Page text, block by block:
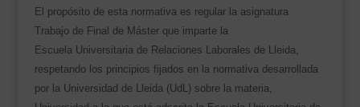
El propósito de esta normativa es regular la asignatura
Trabajo de Final de Máster que imparte la
Escuela Universitaria de Relaciones Laborales de Lleida,
respetando los principios fijados en la normativa desarrollada
por la Universidad de Lleida (UdL) sobre la materia,